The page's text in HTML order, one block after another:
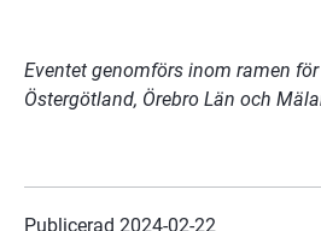
Eventet genomförs inom ramen för
Östergötland, Örebro Län och
Publicerad 2024-02-22